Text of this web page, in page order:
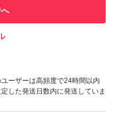
引実績があります
ユーザーは高頻度で24時間以内
定した発送日数内に発送していま